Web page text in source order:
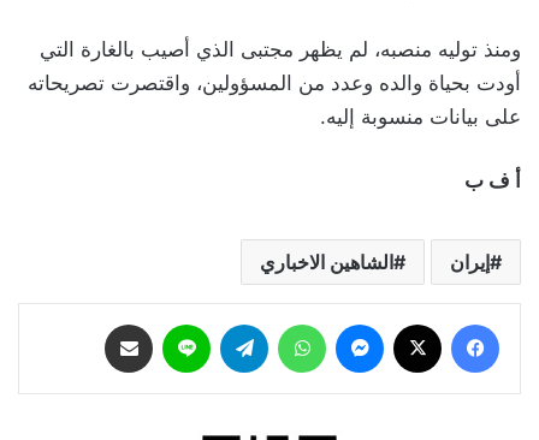
ومنذ توليه منصبه، لم يظهر مجتبى الذي أصيب بالغارة التي
أودت بحياة والده وعدد من المسؤولين، واقتصرت تصريحاته
على بيانات منسوبة إليه.
أ ف ب
إيران الشاهين الاخباري
فيسبوك ماسنجر واتساب تيلقرام لاين